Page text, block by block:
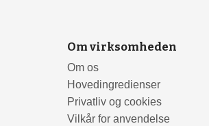
Om virksomheden
Om os
Hovedingredienser
Privatliv og cookies
Vilkår for anvendelse